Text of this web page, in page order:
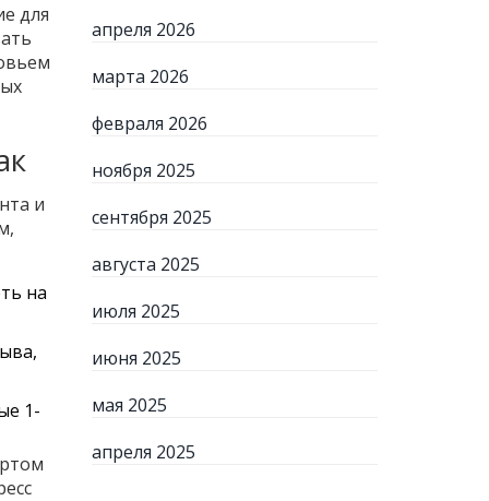
для
и
на
1-
апреля 2026
марта 2026
февраля 2026
ноября 2025
сентября 2025
августа 2025
июля 2025
июня 2025
мая 2025
апреля 2025